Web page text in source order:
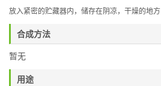
放入紧密的贮藏器内，储存在阴凉，干燥的地方
合成方法
暂无
用途